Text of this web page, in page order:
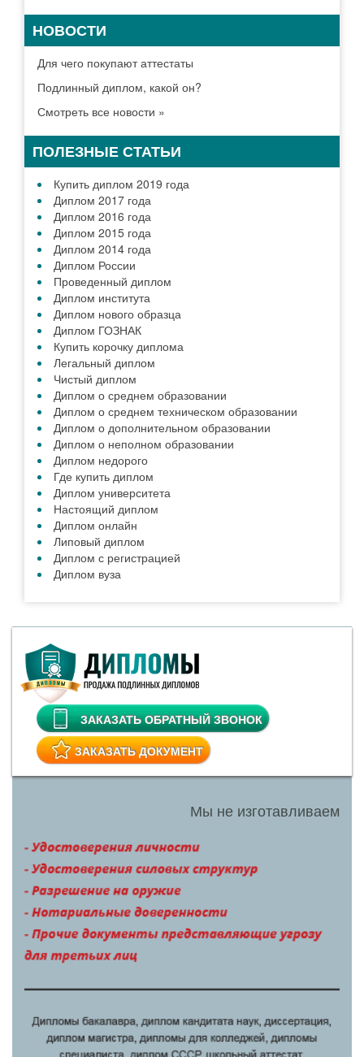
НОВОСТИ
Для чего покупают аттестаты
Подлинный диплом, какой он?
Смотреть все новости »
ПОЛЕЗНЫЕ СТАТЬИ
Купить диплом 2019 года
Диплом 2017 года
Диплом 2016 года
Диплом 2015 года
Диплом 2014 года
Диплом России
Проведенный диплом
Диплом института
Диплом нового образца
Диплом ГОЗНАК
Купить корочку диплома
Легальный диплом
Чистый диплом
Диплом о среднем образовании
Диплом о среднем техническом образовании
Диплом о дополнительном образовании
Диплом о неполном образовании
Диплом недорого
Где купить диплом
Диплом университета
Настоящий диплом
Диплом онлайн
Липовый диплом
Диплом с регистрацией
Диплом вуза
ЗАКАЗАТЬ ОБРАТНЫЙ ЗВОНОК
ЗАКАЗАТЬ ДОКУМЕНТ
Мы не изготавливаем